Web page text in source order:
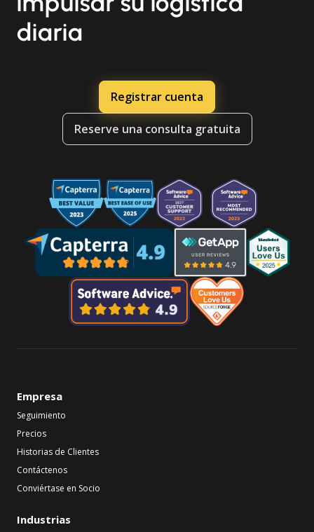
diaria
Registrar cuenta
Reserve una consulta gratuita
Empresa
Seguimiento
Precios
Historias de Clientes
Contáctenos
Conviértase en Socio
Industrias